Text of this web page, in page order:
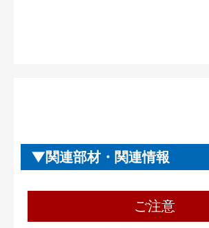
関連部材・関連情報
ご注意